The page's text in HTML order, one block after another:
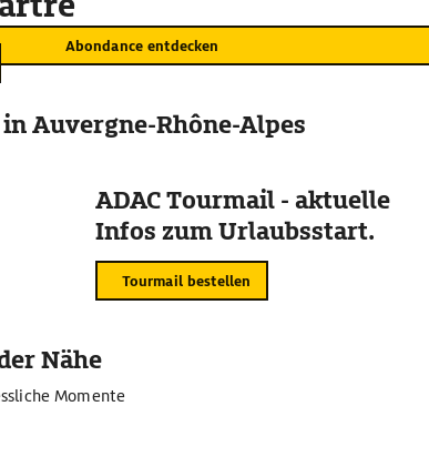
Abondance entdecken
Auvergne-Rhône-Alpes
ADAC Tourmail - aktuelle
Infos zum Urlaubsstart.
Tourmail bestellen
Nähe
Momente